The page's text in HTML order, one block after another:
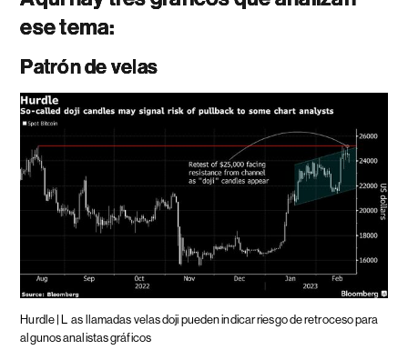
ese tema:
Patrón de velas
Hurdle | L as llamadas velas doji pueden indicar riesgo de retroceso para
algunos analistas gráficos